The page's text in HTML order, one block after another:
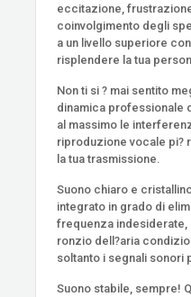
eccitazione,
coinvolgimento degli
a un livello superiore
risplendere la tua
Non ti si ? mai sentito
dinamica professionale
al massimo le
riproduzione vocale pi?
la tua trasmissione.
Suono chiaro e
integrato in grado di
frequenza indesiderate,
ronzio dell?aria
soltanto i segnali sonori
Suono stabile, sempre!